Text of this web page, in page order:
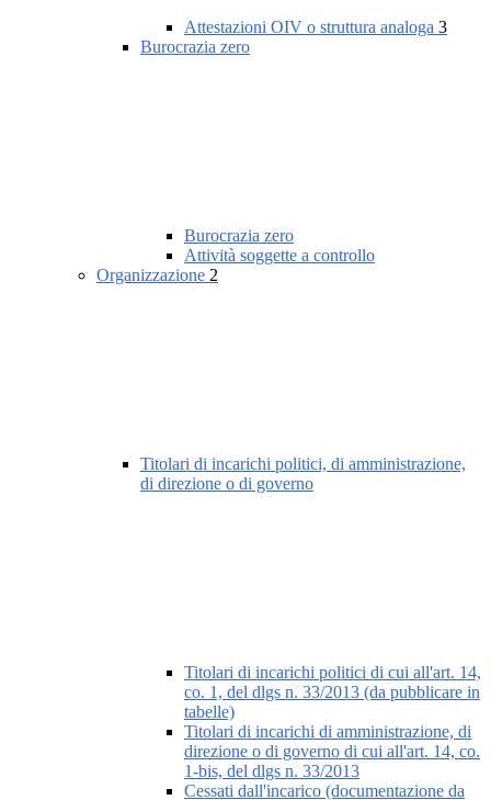
Attestazioni OIV o struttura analoga 3
Burocrazia zero
Burocrazia zero
Attività soggette a controllo
Organizzazione 2
Titolari di incarichi politici, di amministrazione,
di direzione o di governo
Titolari di incarichi politici di cui all'art. 14,
co. 1, del dlgs n. 33/2013 (da pubblicare in
tabelle)
Titolari di incarichi di amministrazione, di
direzione o di governo di cui all'art. 14, co.
1-bis, del dlgs n. 33/2013
Cessati dall'incarico (documentazione da